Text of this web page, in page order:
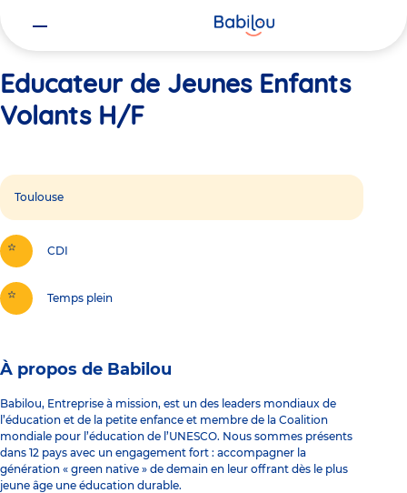
Educateur de Jeunes Enfants
Volants H/F
Toulouse
CDI
Temps plein
À propos de Babilou
Babilou, Entreprise à mission, est un des leaders mondiaux de
l’éducation et de la petite enfance et membre de la Coalition
mondiale pour l’éducation de l’UNESCO. Nous sommes présents
dans 12 pays avec un engagement fort : accompagner la
génération « green native » de demain en leur offrant dès le plus
jeune âge une éducation durable.